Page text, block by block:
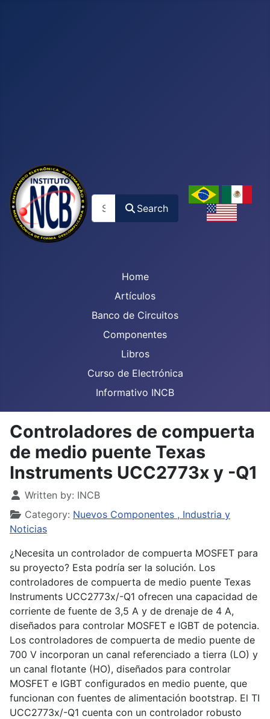
Search
Home
Artículos
Banco de Circuitos
Componentes
Libros
Curso de Electrónica
Informativo INCB
Controladores de compuerta
de medio puente Texas
Instruments UCC2773x y -Q1
Details
Written by: INCB
Category: Nuevos Componentes , Industria y
Noticias
¿Necesita un controlador de compuerta MOSFET para
su proyecto? Esta podría ser la solución. Los
controladores de compuerta de medio puente Texas
Instruments UCC2773x/-Q1 ofrecen una capacidad de
corriente de fuente de 3,5 A y de drenaje de 4 A,
diseñados para controlar MOSFET e IGBT de potencia.
Los controladores de compuerta de medio puente de
700 V incorporan un canal referenciado a tierra (LO) y
un canal flotante (HO), diseñados para controlar
MOSFET e IGBT configurados en medio puente, que
funcionan con fuentes de alimentación bootstrap. El TI
UCC2773x/-Q1 cuenta con un controlador robusto